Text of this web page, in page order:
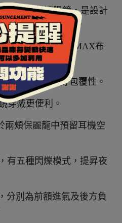
置鏡片或遮陽鏡，是設計
用抗UV400鏡片。
奈米竹炭+COOLMAX布
氣並抑菌除臭。
，提供臉頰良好包覆性。
穿戴更便利。
兩頰保麗龍中預留耳機空
有五種閃爍模式，提昇夜
分別為前額進氣及後方負